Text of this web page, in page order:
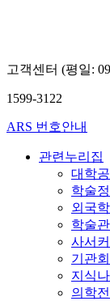
고객센터 (평일:
1599-3122
ARS 번호안내
관련누리집
대학
학술
외국
학술
사서
기관
지식
의학